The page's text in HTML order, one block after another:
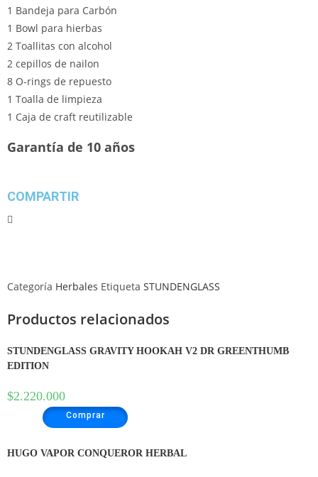
1 Bandeja para Carbón
1 Bowl para hierbas
2 Toallitas con alcohol
2 cepillos de nailon
8 O-rings de repuesto
1 Toalla de limpieza
1 Caja de craft reutilizable
Garantía de 10 años
COMPARTIR
Categoría Herbales Etiqueta STUNDENGLASS
Productos relacionados
STUNDENGLASS GRAVITY HOOKAH V2 DR GREENTHUMB
EDITION
$2.220.000
Comprar
HUGO VAPOR CONQUEROR HERBAL